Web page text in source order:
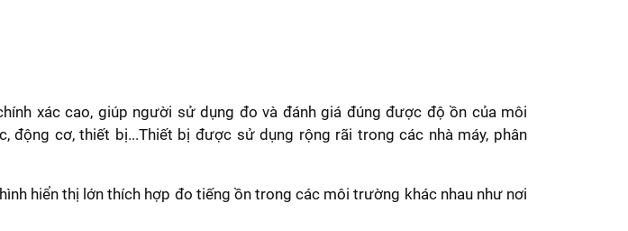
xác cao, giúp người sử dụng đo và đánh giá đúng được độ ồn của môi
động cơ, thiết bị...Thiết bị được sử dụng rộng rãi trong các nhà máy, phân
hiển thị lớn thích hợp đo tiếng ồn trong các môi trường khác nhau như nơi